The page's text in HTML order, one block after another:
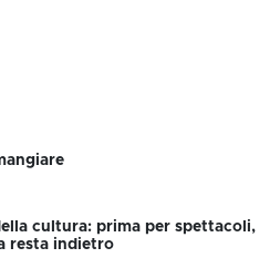
cultura: prima per spettacoli,
resta indietro